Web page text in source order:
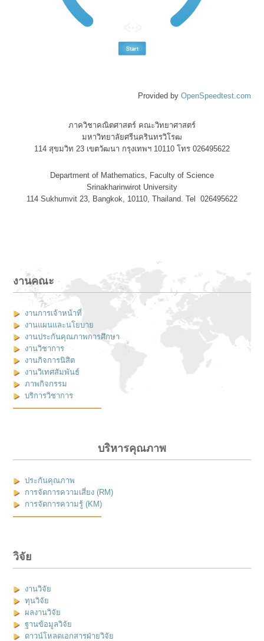
Provided by OpenSpeedtest.com
ภาควิชาคณิตศาสตร์ คณะวิทยาศาสตร์
มหาวิทยาลัยศรีนครินทรวิโรฒ
114 สุขมวิท 23 เขตวัฒนา กรุงเทพฯ 10110 โทร 026495622
Department of Mathematics, Faculty of Science
Srinakharinwirot University
114 Sukhumvit 23, Bangkok, 10110, Thailand. Tel 026495622
งานคณะ
งานการเจ้าหน้าที่
งานแผนและนโยบาย
งานประกันคุณภาพการศึกษา
งานวิชาการ
งานกิจการนิสิต
งานวิเทศสัมพันธ์
ภาพกิจกรรม
บริการวิชาการ
บริหารคุณภาพ
ประกันคุณภาพ
การจัดการความเสี่ยง (RM)
การจัดการความรู้ (KM)
วิจัย
งานวิจัย
ทุนวิจัย
ผลงานวิจัย
ฐานข้อมูลวิจัย
ดาวน์โหลดเอกสารฝ่ายวิจัย